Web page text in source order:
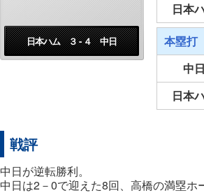
日本ハム ３ - ４ 中日
日本
本塁打
中日
日本
戦評
中日が逆転勝利。
中日は2－0で迎えた8回、高橋の満塁ホ